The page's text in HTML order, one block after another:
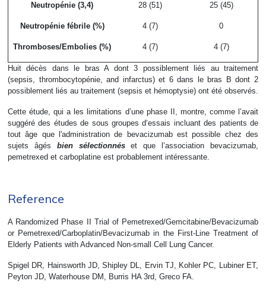
Neutropénie (3,4) 28 (51) 25 (45)
Neutropénie fébrile (%) 4 (7) 0
Thromboses/Embolies (%) 4 (7) 4 (7)
Huit décès dans le bras A dont 3 possiblement liés au traitement
(sepsis, thrombocytopénie, and infarctus) et 6 dans le bras B dont 2
possiblement liés au traitement (sepsis et hémoptysie) ont été observés.
Cette étude, qui a les limitations d’une phase II, montre, comme l’avait
suggéré des études de sous groupes d‘essais incluant des patients de
tout âge que l'administration de bevacizumab est possible chez des
sujets âgés bien sélectionnéset que l’association bevacizumab,
pemetrexed et carboplatine est probablement intéressante.
Reference
A Randomized Phase II Trial of Pemetrexed/Gemcitabine/Bevacizumab
or Pemetrexed/Carboplatin/Bevacizumab in the First-Line Treatment of
Elderly Patients with Advanced Non-small Cell Lung Cancer.
Spigel DR, Hainsworth JD, Shipley DL, Ervin TJ, Kohler PC, Lubiner ET,
Peyton JD, Waterhouse DM, Burris HA 3rd, Greco FA.